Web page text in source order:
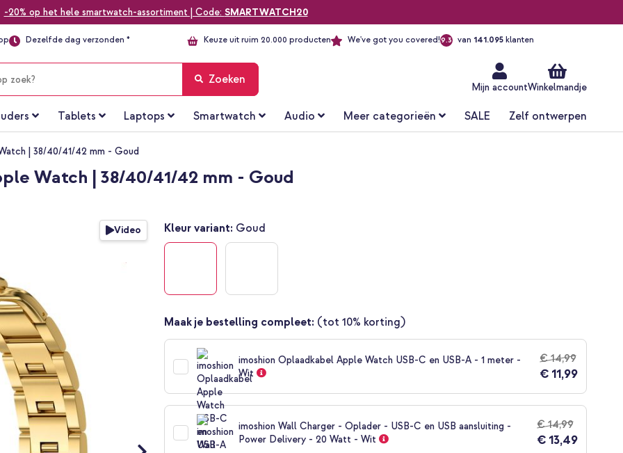
-20% op het hele smartwatch-assortiment | Code: SMARTWATCH20
Dezelfde dag verzonden * Keuze uit ruim 20.000 producten We've got you covered!9.3 van 141.095klanten
Mijn accountWinkelmandje
Zoeken
Tablets Laptops Smartwatch Audio Meer categorieën SALE Zelf ontwerpen
| 38/40/41/42 mm - Goud
Watch | 38/40/41/42 mm - Goud
Video Kleur variant: Goud
Maak je bestelling compleet: (tot 10% korting)
imoshion Oplaadkabel Apple Watch USB-C en USB-A - 1 meter -
Wit
€ 14,99
€ 11,99
imoshion Wall Charger - Oplader - USB-C en USB aansluiting -
Power Delivery - 20 Watt - Wit
€ 14,99
€ 13,49